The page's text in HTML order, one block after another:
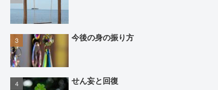
今後の身の振り方
せん妄と回復